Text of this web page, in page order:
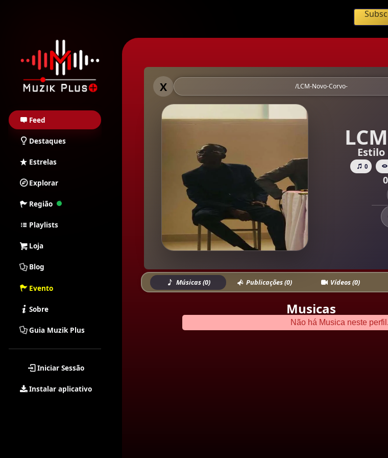
Muzik Plus AO - Streaming de Música
Feed
Destaques
Estrelas
Explorar
Região
Playlists
Loja
Blog
Evento
Sobre
Guia Muzik Plus
Iniciar Sessão
Instalar aplicativo
Muzik Plus AO - LCM
X /LCM-Novo-Corvo-
Estilo
0
Músicas (0) Publicações (0) Vídeos (0)
Musicas
Não há Musica neste perfil.